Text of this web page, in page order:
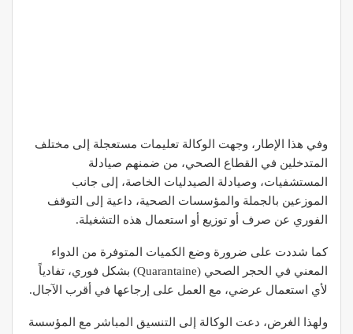
وفي هذا الإطار، وجهت الوكالة تعليمات مستعجلة إلى مختلف
المتدخلين في القطاع الصحي، من ضمنهم صيادلة
المستشفيات، وصيادلة الصيدليات الخاصة، إلى جانب
الموزعين بالجملة والمؤسسات الصحية، داعية إلى التوقف
الفوري عن صرف أو توزيع أو استعمال هذه التشغيلة.
كما شددت على ضرورة وضع الكميات المتوفرة من الدواء
المعني في الحجر الصحي (Quarantaine) بشكل فوري، تفادياً
لأي استعمال عرضي، مع العمل على إرجاعها في أقرب الآجال.
ولهذا الغرض، دعت الوكالة إلى التنسيق المباشر مع المؤسسة